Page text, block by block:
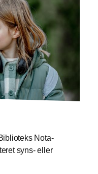
Nota-
syns- eller